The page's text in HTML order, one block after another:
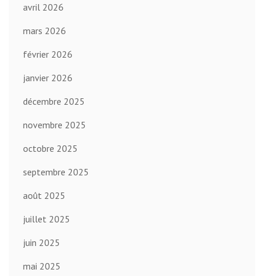
avril 2026
mars 2026
février 2026
janvier 2026
décembre 2025
novembre 2025
octobre 2025
septembre 2025
août 2025
juillet 2025
juin 2025
mai 2025